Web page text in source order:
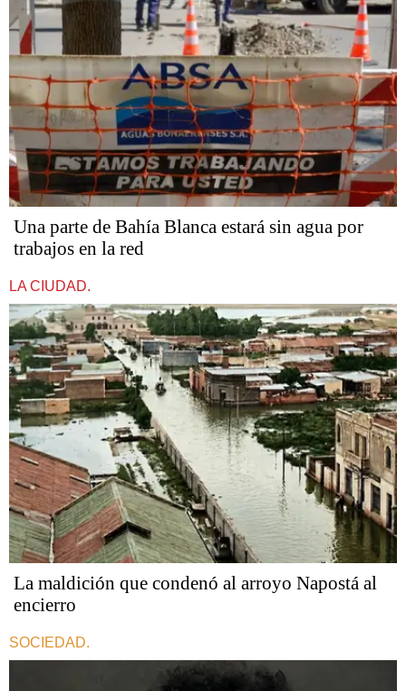
Una parte de Bahía Blanca estará sin agua por
trabajos en la red
LA CIUDAD.
La maldición que condenó al arroyo Napostá al
encierro
SOCIEDAD.